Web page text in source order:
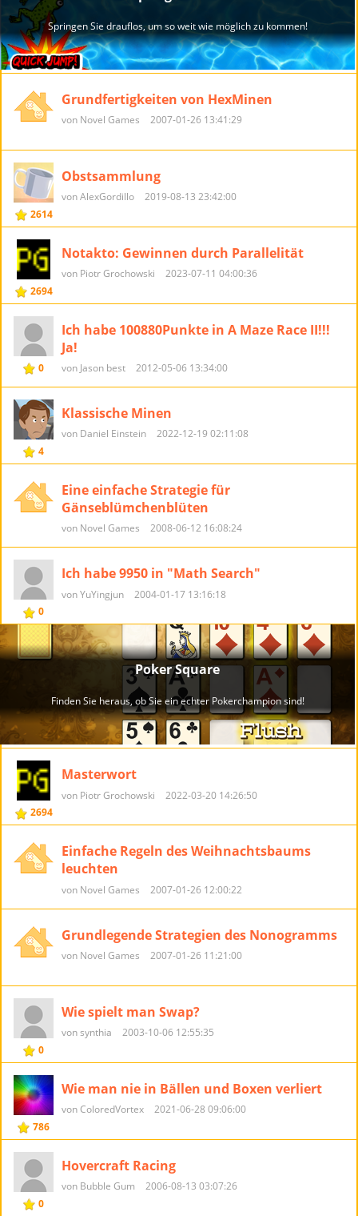
Grundfertigkeiten von HexMinen
von Novel Games 2007-01-26 13:41:29
2614
Obstsammlung
von AlexGordillo 2019-08-13 23:42:00
2694
Notakto: Gewinnen durch Parallelität
von Piotr Grochowski 2023-07-11 04:00:36
0
Ich habe 100880Punkte in A Maze Race II!!!
Ja!
von Jason best 2012-05-06 13:34:00
4
Klassische Minen
von Daniel Einstein 2022-12-19 02:11:08
Eine einfache Strategie für
Gänseblümchenblüten
von Novel Games 2008-06-12 16:08:24
0
Ich habe 9950 in "Math Search"
von YuYingjun 2004-01-17 13:16:18
2694
Masterwort
von Piotr Grochowski 2022-03-20 14:26:50
Einfache Regeln des Weihnachtsbaums
leuchten
von Novel Games 2007-01-26 12:00:22
Grundlegende Strategien des Nonogramms
von Novel Games 2007-01-26 11:21:00
0
Wie spielt man Swap?
von synthia 2003-10-06 12:55:35
786
Wie man nie in Bällen und Boxen verliert
von ColoredVortex 2021-06-28 09:06:00
0
Hovercraft Racing
von Bubble Gum 2006-08-13 03:07:26